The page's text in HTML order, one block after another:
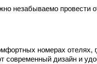
незабываемо провести
номерах отелях,
современный дизайн и